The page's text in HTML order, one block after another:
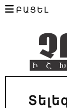
ԲԱՑԵԼ